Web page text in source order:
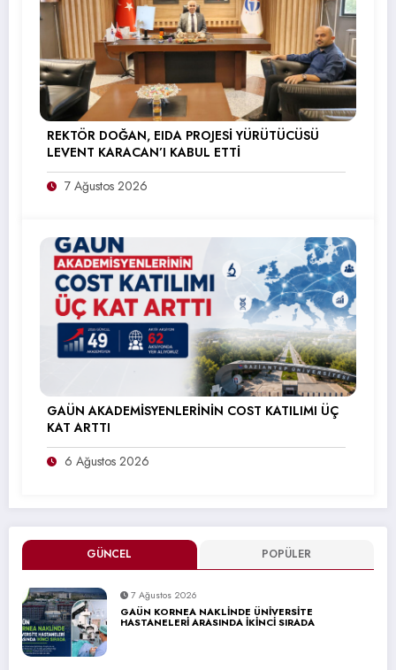
GÜNCEL POPÜLER
7 Ağustos 2026
GAÜN KORNEA NAKLİNDE ÜNİVERSİTE
HASTANELERİ ARASINDA İKİNCİ SIRADA
REKTÖR DOĞAN, EIDA PROJESİ YÜRÜTÜCÜSÜ
LEVENT KARACAN’I KABUL ETTİ
7 Ağustos 2026
GAÜN AKADEMİSYENLERİNİN COST KATILIMI ÜÇ
KAT ARTTI
6 Ağustos 2026